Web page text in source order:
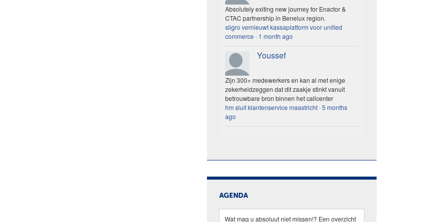
Absolutely exiting new journey for Enactor &
CTAC partnership in Benelux region.
sligro vernieuwt kassaplatform voor unified
commerce · 1 month ago
Youssef
Zijn 300+ medewerkers en kan al met enige
zekerheidzeggen dat dit zaakje stinkt vanuit
betrouwbare bron binnen het callcenter
hm sluit klantenservice maastricht ·5 months
ago
AGENDA
Wat mag u absoluut niet missen!? Een overzicht